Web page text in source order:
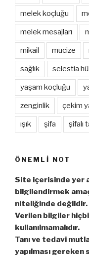
melek koçluğu
melek mesajları
mikail mucize
sağlık selestia
yaşam koçluğu
zenginlik çekim
ışık şifa şifalı
ÖNEMLI NOT
Site içerisinde yer
bilgilendirmek
niteliğinde değildir.
Verilen bilgiler
kullanılmamalıdır.
Tanı ve tedavi
yapılması